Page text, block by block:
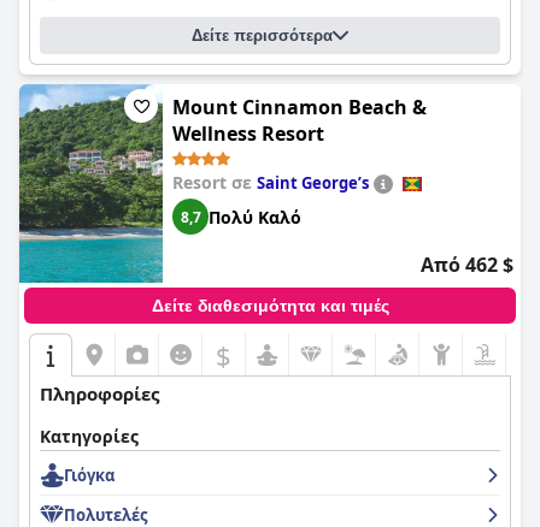
Δείτε περισσότερα
Mount Cinnamon Beach &
Wellness Resort
Resort σε Saint Georgeʼs
8,7 Πολύ Καλό
Από 462 $
Δείτε διαθεσιμότητα και τιμές
$
Πληροφορίες
Κατηγορίες
Γιόγκα
Πολυτελές